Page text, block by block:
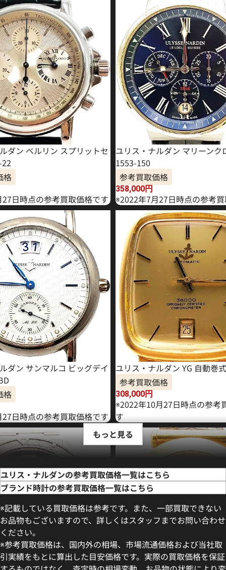
ダン ベルリン スプリットセ
格
日時点の参考買取価格です
ユリス・ナルダン マリーンク
1553-150
参考買取価格
358,000円
※2022年7月27日時点の参考
ダン サンマルコ ビッグデイ
格
日時点の参考買取価格です
ユリス・ナルダン YG 自動巻
参考買取価格
308,000円
※2022年10月27日時点の参考
す
もっと見る
ユリス・ナルダンの参考買取価格一覧はこちら
ブランド時計の参考買取価格一覧はこちら
※記載している買取価格は参考です。また、一部買取できない
お品物もございますので、詳しくはスタッフまでお問い合わせ
ください。
※参考買取価格は、国内外の相場、市場流通価格および当社取
引実績をもとに算出した目安価格です。実際の買取価格を保証